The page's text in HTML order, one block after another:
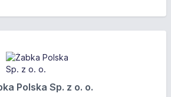
Polska Sp. z o. o.